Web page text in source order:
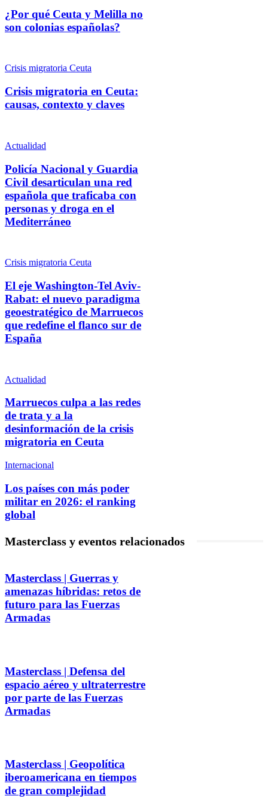
¿Por qué Ceuta y Melilla no
son colonias españolas?
Crisis migratoria Ceuta
Crisis migratoria en Ceuta:
causas, contexto y claves
Actualidad
Policía Nacional y Guardia
Civil desarticulan una red
española que traficaba con
personas y droga en el
Mediterráneo
Crisis migratoria Ceuta
El eje Washington-Tel Aviv-
Rabat: el nuevo paradigma
geoestratégico de Marruecos
que redefine el flanco sur de
España
Actualidad
Marruecos culpa a las redes
de trata y a la
desinformación de la crisis
migratoria en Ceuta
Internacional
Los países con más poder
militar en 2026: el ranking
global
Masterclass y eventos relacionados
Masterclass | Guerras y
amenazas híbridas: retos de
futuro para las Fuerzas
Armadas
Masterclass | Defensa del
espacio aéreo y ultraterrestre
por parte de las Fuerzas
Armadas
Masterclass | Geopolítica
iberoamericana en tiempos
de gran complejidad